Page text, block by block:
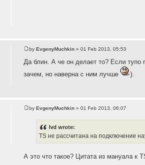
byEvgenyMuchkin » 01 Feb 2013, 05:53
Да блин. А че он делает то? Если тупо
зачем, но наверна с ним лучше
).
byEvgenyMuchkin » 01 Feb 2013, 06:07
lvd wrote:
TS не рассчитана на подключение
А это что такое? Цитата из мануала к